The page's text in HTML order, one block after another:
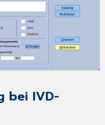
bei IVD-